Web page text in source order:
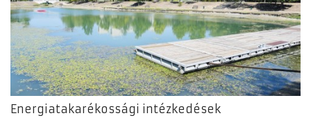
Energiatakarékossági intézkedések